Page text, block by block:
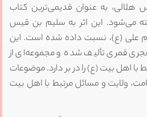
به عنوان قدیمی‌ترین کتاب
می‌شود. این اثر به سلیم بن قیس
علی (ع)، نسبت داده شده است. این
قمری تألیف شده و مجموعه‌ای از
با اهل بیت (ع) را در بر دارد. موضوعات
ولایت و مسائل مرتبط با اهل بیت